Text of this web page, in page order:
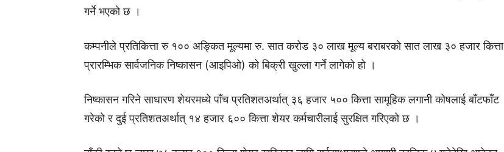
गर्ने भएको छ ।
कम्पनीले प्रतिकित्ता रु १०० अङ्कित मूल्यमा रु. सात करोड ३० लाख मूल्य बराबरको सात लाख ३० हजार कित्ता
प्रारम्भिक सार्वजनिक निष्कासन (आइपिओ) को बिक्री खुल्ला गर्ने लागेको हो ।
निष्कासन गरिने साधारण शेयरमध्ये पाँच प्रतिशतअर्थात् ३६ हजार ५०० कित्ता सामूहिक लगानी कोषलाई बाँटफाँट
गरेको र दुई प्रतिशतअर्थात् १४ हजार ६०० कित्ता शेयर कर्मचारीलाई सुरक्षित गरिएको छ ।